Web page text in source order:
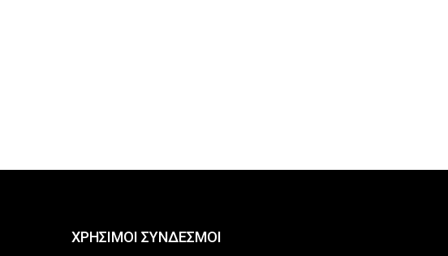
ΧΡΗΣΙΜΟΙ ΣΥΝΔΕΣΜΟΙ